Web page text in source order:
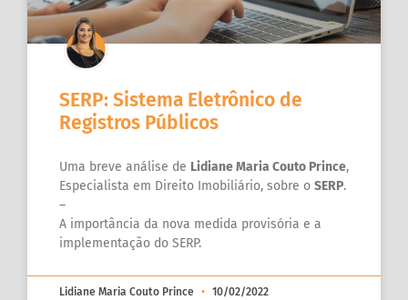
SERP: Sistema Eletrônico de
Registros Públicos
Uma breve análise de Lidiane Maria Couto Prince,
Especialista em Direito Imobiliário, sobre o SERP.
–
A importância da nova medida provisória e a
implementação do SERP.
Lidiane Maria Couto Prince 10/02/2022